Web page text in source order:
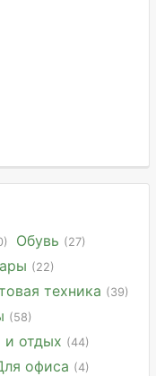
Обувь (27)
(22)
техника (39)
(58)
и отдых (44)
офиса (4)